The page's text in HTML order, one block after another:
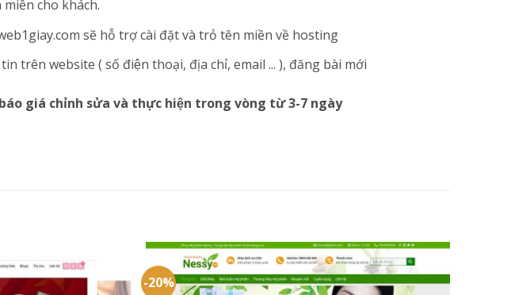
cho khách.
sẽ hỗ trợ cài đặt và trỏ tên miền về hosting
trên website ( số điện thoại, địa chỉ, email ... ), đăng bài mới
giá chỉnh sửa và thực hiện trong vòng từ 3-7 ngày
-20%